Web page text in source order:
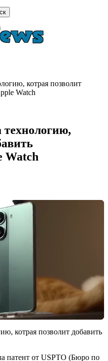
котрая позволит
Watch
технологию,
Watch
патент от USPTO (Бюро по